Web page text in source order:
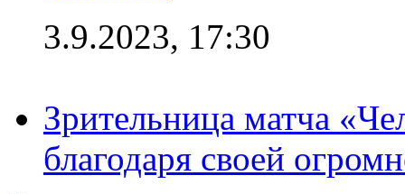
3.9.2023, 17:30
Зрительница матча
благодаря своей